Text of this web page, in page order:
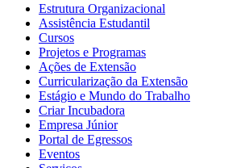
Estrutura Organizacional
Assistência Estudantil
Cursos
Projetos e Programas
Ações de Extensão
Curricularização da Extensão
Estágio e Mundo do Trabalho
Criar Incubadora
Empresa Júnior
Portal de Egressos
Eventos